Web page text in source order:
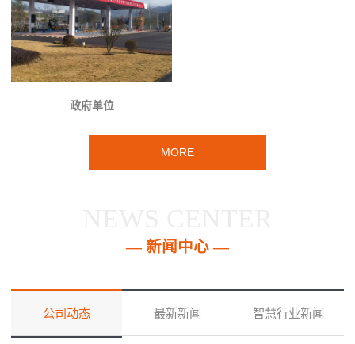
政府单位
MORE
— 新闻中心 —
公司动态 最新新闻 智慧行业新闻